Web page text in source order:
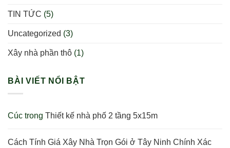
TIN TỨC (5)
Uncategorized (3)
Xây nhà phần thô (1)
BÀI VIẾT NỔI BẬT
Cúc trong Thiết kế nhà phố 2 tầng 5x15m
Cách Tính Giá Xây Nhà Trọn Gói ở Tây Ninh Chính Xác